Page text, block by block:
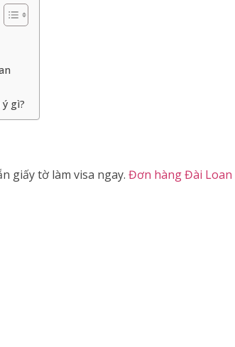
gì?
giấy tờ làm visa ngay. Đơn hàng Đài Loan